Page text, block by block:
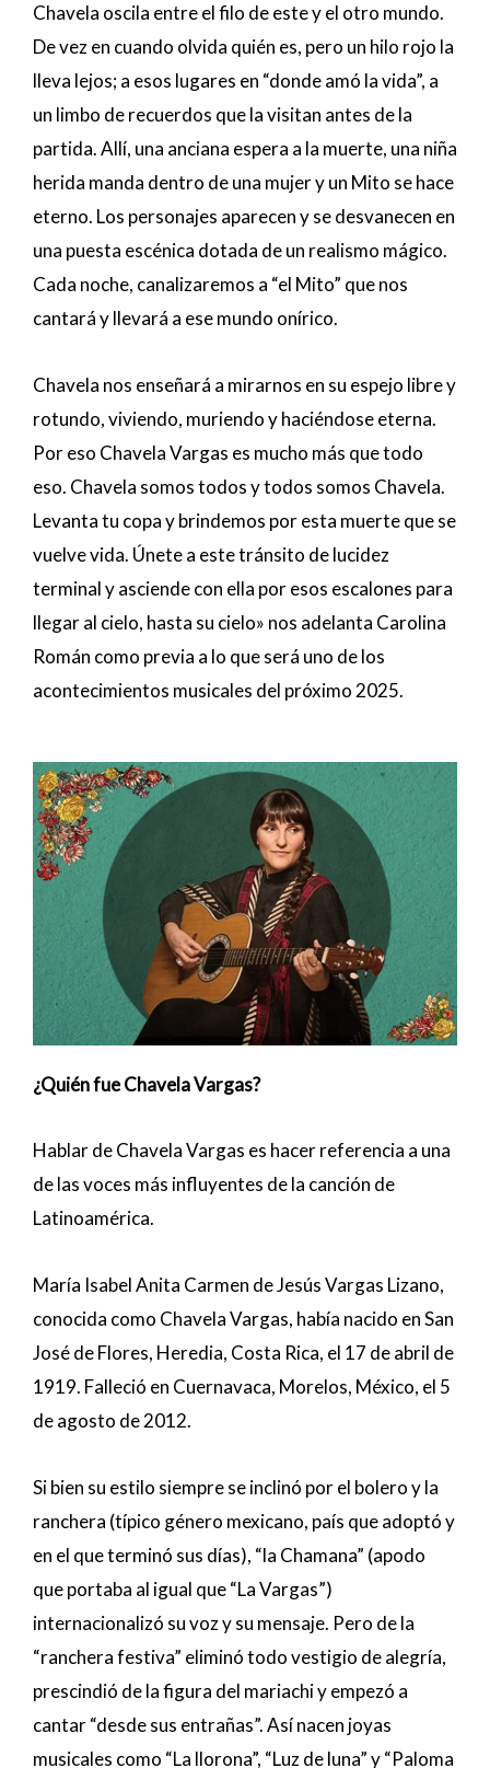
Chavela oscila entre el filo de este y el otro mundo.
De vez en cuando olvida quién es, pero un hilo rojo la
lleva lejos; a esos lugares en “donde amó la vida”, a
un limbo de recuerdos que la visitan antes de la
partida. Allí, una anciana espera a la muerte, una niña
herida manda dentro de una mujer y un Mito se hace
eterno. Los personajes aparecen y se desvanecen en
una puesta escénica dotada de un realismo mágico.
Cada noche, canalizaremos a “el Mito” que nos
cantará y llevará a ese mundo onírico.
Chavela nos enseñará a mirarnos en su espejo libre y
rotundo, viviendo, muriendo y haciéndose eterna.
Por eso Chavela Vargas es mucho más que todo
eso. Chavela somos todos y todos somos Chavela.
Levanta tu copa y brindemos por esta muerte que se
vuelve vida. Únete a este tránsito de lucidez
terminal y asciende con ella por esos escalones para
llegar al cielo, hasta su cielo» nos adelanta Carolina
Román como previa a lo que será uno de los
acontecimientos musicales del próximo 2025.
¿Quién fue Chavela Vargas?
Hablar de Chavela Vargas es hacer referencia a una
de las voces más influyentes de la canción de
Latinoamérica.
María Isabel Anita Carmen de Jesús Vargas Lizano,
conocida como Chavela Vargas, había nacido en San
José de Flores, Heredia, Costa Rica, el 17 de abril de
1919. Falleció en Cuernavaca, Morelos, México, el 5
de agosto de 2012.
Si bien su estilo siempre se inclinó por el bolero y la
ranchera (típico género mexicano, país que adoptó y
en el que terminó sus días), “la Chamana” (apodo
que portaba al igual que “La Vargas”)
internacionalizó su voz y su mensaje. Pero de la
“ranchera festiva” eliminó todo vestigio de alegría,
prescindió de la figura del mariachi y empezó a
cantar “desde sus entrañas”. Así nacen joyas
musicales como “La llorona”, “Luz de luna” y “Paloma